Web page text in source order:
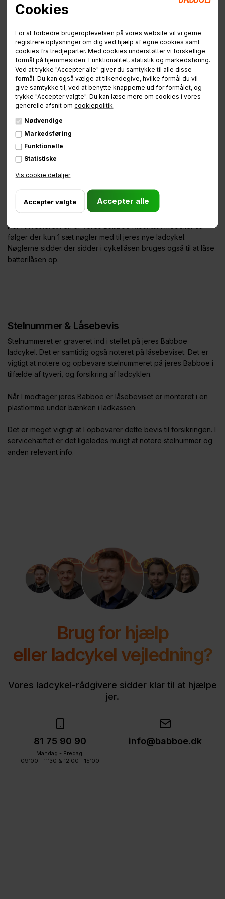
Cookies
For at forbedre brugeroplevelsen på vores website vil vi gerne
registrere oplysninger om dig ved hjælp af egne cookies samt
cookies fra tredjeparter. Med cookies understøtter vi forskellige
formål på hjemmesiden: Funktionalitet, statistik og markedsføring.
Ved at trykke "Accepter alle" giver du samtykke til alle disse
formål. Du kan også vælge at tilkendegive, hvilke formål du vil
give samtykke til, ved at benytte knapperne ud for formålet, og
trykke "Accepter valgte". Du kan læse mere om cookies i vores
generelle afsnit omcookiepolitik.
Nødvendige
Markedsføring
Funktionelle
Statistiske
Vis cookie detaljer
Nøgler
Med jeres nye Babboe følger 2 sæt nogler. 1 sæt til jeres Abus
cykellås. Denne cykellås sidder allerede i låsen. Denne Abus-
lås er af ekstra kraftig kvalitet, og det er ikke muligt at tage
nøglen ud af låsen uden at ladcyklen er låst.
Nøglerne er udstyret med et nøglenummer. Dette nummer gør
Det er vigtigt at i noterer dette nummer, hvis I skulle miste det
medfølgende sæt. Nøglenummeret er også noteret på det
medfølgende låsebevis.
bliver beskadiget sidder de ikke i låsen. Oftest er nøglerne til
batterilåsen placeret med en strip, midt på styret. De kan også
være placeret med en strip på bagagenbæreren.
Har I investeret i en af vores Babboe Mountain modeller så
følger der kun 1 sæt nøgler med til jeres nye ladcykel.
Nøglerne sidder der sidder i cykellåsen bruges også til at låse
batterilåsen op.
Stelnummer & Låsebevis
Stelnummeret er graveret ind i stellet på jeres Babboe
ladcykel. Det er samtidig også noteret på låsebeviset. Det er
vigtigt at notere og opbevare stelnummeret på jeres Babboe i
tilfælde af tyveri, og forsikring af ladcyklen.
Når I modtager jeres Babboe er låsebeviset er monteret i en
plastlomme under bænken i ladkassen.
Det er meget vigtigt at I opbevarer dette bevis til forsikringen. I
servicehæftet er det ligeledes muligt at notere stelnummer og
anden relevant info.
Brug for hjælp
eller ladcykel vejledning?
Vores ladcykel-rådgivere sidder klar til at hjælpe
jer.
81 75 90 90
Mandag - Fredag:
09:00 - 11:30 & 12:00 - 15:00
info@babboe.dk